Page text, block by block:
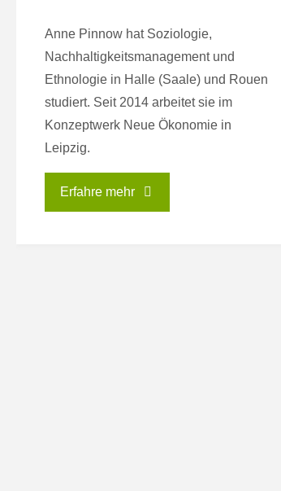
Anne Pinnow hat Soziologie,
Nachhaltigkeitsmanagement und
Ethnologie in Halle (Saale) und Rouen
studiert. Seit 2014 arbeitet sie im
Konzeptwerk Neue Ökonomie in
Leipzig.
Erfahre mehr"Zukunft